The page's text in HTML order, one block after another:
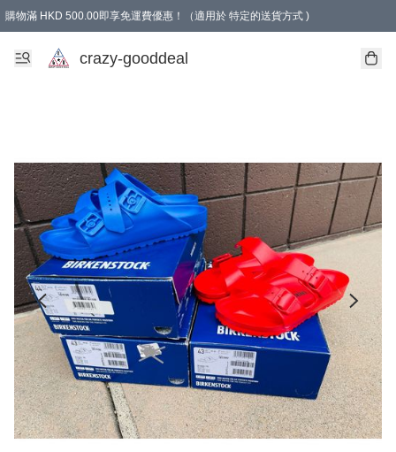
購物滿 HKD 500.00即享免運費優惠！（適用於 特定的送貨方式 )
成為會員可享免費禮品
crazy-gooddeal